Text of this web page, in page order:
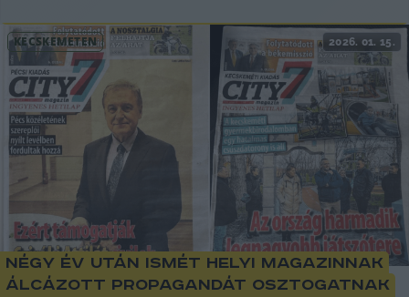
KECSKEMÉTEN 2026. 01. 15.
Négy év után ismét helyi magazinnak
álcázott propagandát osztogatnak